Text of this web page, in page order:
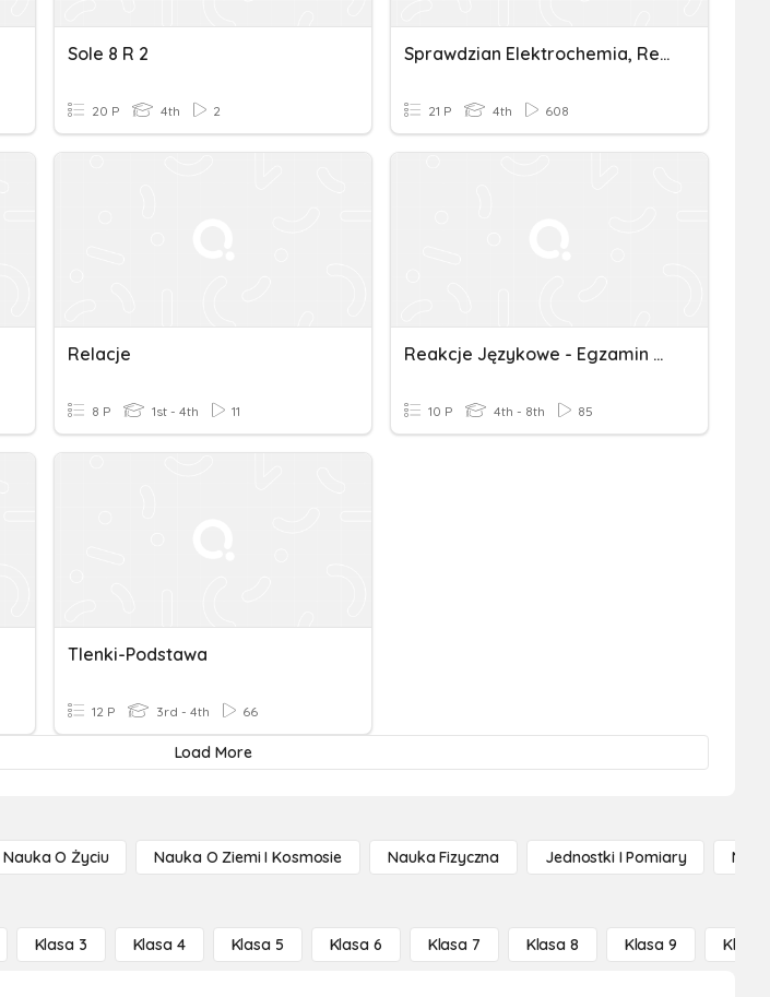
Sole 8 R 2
20 P 4th 2
Sprawdzian Elektrochemia, Reakcje Utleniania - Redukcji
21 P 4th 608
Relacje
8 P 1st - 4th 11
Reakcje Językowe - Egzamin 8 Klasisty
10 P 4th - 8th 85
Tlenki-Podstawa
12 P 3rd - 4th 66
Load More
Nauka O Życiu Nauka O Ziemi I Kosmosie Nauka Fizyczna Jednostki I Pomiary
Klasa 3 Klasa 4 Klasa 5 Klasa 6 Klasa 7 Klasa 8 Klasa 9 Klasa